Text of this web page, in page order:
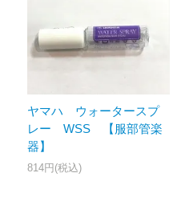
ヤマハ ウォータースプ
レー WSS 【服部管楽
器】
814円(税込)